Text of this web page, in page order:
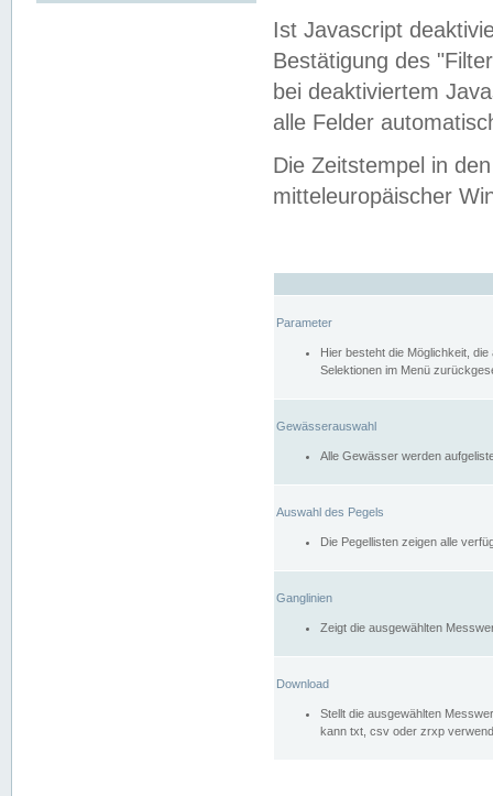
Ist Javascript
Bestätigung des
bei deaktiviertem
alle Felder
Die Zeitstempel in
mitteleuropäischer
Parameter
Hier besteht die Möglichkeit,
Selektionen im Menü
Gewässerauswahl
Alle Gewässer werden
Auswahl des Pegels
Die Pegellisten zeigen alle
Ganglinien
Zeigt die ausgewählten
Download
Stellt die ausgewählten
kann txt, csv oder zrxp